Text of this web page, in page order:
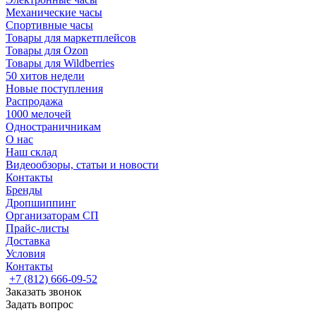
Механические часы
Спортивные часы
Товары для маркетплейсов
Товары для Ozon
Товары для Wildberries
50 хитов недели
Новые поступления
Распродажа
1000 мелочей
Одностраничникам
О нас
Наш склад
Видеообзоры, статьи и новости
Контакты
Бренды
Дропшиппинг
Организаторам СП
Прайс-листы
Доставка
Условия
Контакты
+7 (812) 666-09-52
Заказать звонок
Задать вопрос